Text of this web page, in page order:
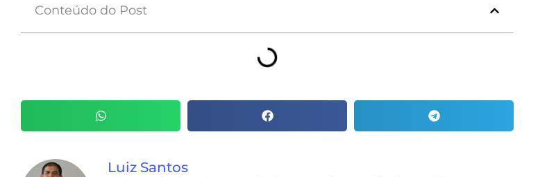
Conteúdo do Post
Luiz Santos